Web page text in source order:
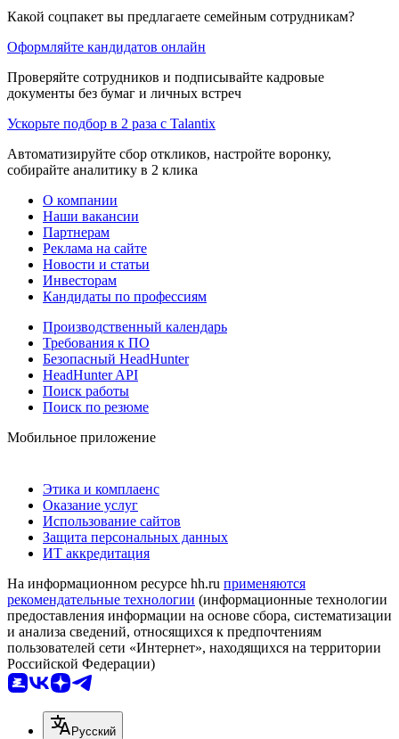
Какой соцпакет вы предлагаете семейным сотрудникам?
Оформляйте кандидатов онлайн
Проверяйте сотрудников и подписывайте кадровые
документы без бумаг и личных встреч
Ускорьте подбор в 2 раза с Talantix
Автоматизируйте сбор откликов, настройте воронку,
собирайте аналитику в 2 клика
О компании
Наши вакансии
Партнерам
Реклама на сайте
Новости и статьи
Инвесторам
Кандидаты по профессиям
Производственный календарь
Требования к ПО
Безопасный HeadHunter
HeadHunter API
Поиск работы
Поиск по резюме
Мобильное приложение
Этика и комплаенс
Оказание услуг
Использование сайтов
Защита персональных данных
ИТ аккредитация
На информационном ресурсе hh.ru применяются
рекомендательные технологии (информационные технологии
предоставления информации на основе сбора, систематизации
и анализа сведений, относящихся к предпочтениям
пользователей сети «Интернет», находящихся на территории
Российской Федерации)
Русский